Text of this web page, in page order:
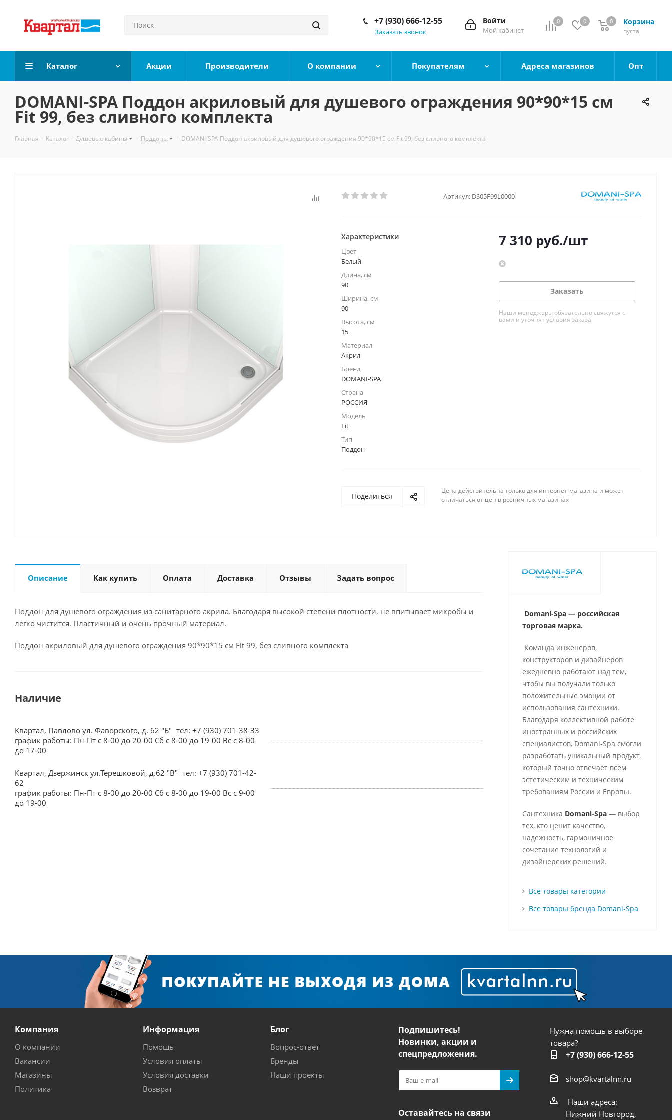
0 0 Корзина
0
пуста
0
Войти
Мой кабинет
+7 (930) 666-12-55
Заказать звонок
Каталог Акции Производители О компании Покупателям Адреса магазинов Опт
DOMANI-SPA Поддон акриловый для душевого ограждения 90*90*15 см
Fit 99, без сливного комплекта
Главная - Каталог - Душевые кабины - Поддоны - DOMANI-SPA Поддон акриловый для душевого ограждения 90*90*15 см Fit 99, без сливного комплекта
Артикул: DS05F99L0000
Характеристики
Цвет
Белый
Длина, см
90
Ширина, см
90
Высота, см
15
Материал
Акрил
Бренд
DOMANI-SPA
Страна
РОССИЯ
Модель
Fit
Тип
Поддон
7 310 руб./шт
Заказать
Наши менеджеры обязательно свяжутся с
вами и уточнят условия заказа
Поделиться
Цена действительна только для интернет-магазина и может
отличаться от цен в розничных магазинах
Описание Как купить Оплата Доставка Отзывы Задать вопрос
Поддон для душевого ограждения из санитарного акрила. Благодаря высокой степени плотности, не впитывает микробы и
легко чистится. Пластичный и очень прочный материал.
Поддон акриловый для душевого ограждения 90*90*15 см Fit 99, без сливного комплекта
Наличие
Квартал, Павлово ул. Фаворского, д. 62 "Б" тел: +7 (930) 701-38-33
график работы: Пн-Пт с 8-00 до 20-00 Сб с 8-00 до 19-00 Вс с 8-00
до 17-00
Квартал, Дзержинск ул.Терешковой, д.62 "В" тел: +7 (930) 701-42-
62
график работы: Пн-Пт с 8-00 до 20-00 Сб с 8-00 до 19-00 Вс с 9-00
до 19-00
Domani-Spa — российская
торговая марка.
Команда инженеров,
конструкторов и дизайнеров
ежедневно работают над тем,
чтобы вы получали только
положительные эмоции от
использования сантехники.
Благодаря коллективной работе
иностранных и российских
специалистов, Domani-Spa смогли
разработать уникальный продукт,
который точно отвечает всем
эстетическим и техническим
требованиям России и Европы.
Сантехника Domani-Spa— выбор
тех, кто ценит качество,
надежность, гармоничное
сочетание технологий и
дизайнерских решений.
Все товары категории
Все товары бренда Domani-Spa
Компания
О компании
Вакансии
Магазины
Политика
Информация
Помощь
Условия оплаты
Условия доставки
Возврат
Блог
Вопрос-ответ
Бренды
Наши проекты
Подпишитесь!
Новинки, акции и
спецпредложения.
Оставайтесь на связи
Нужна помощь в выборе
товара?
+7 (930) 666-12-55
shop@kvartalnn.ru
Наши адреса:
Нижний Новгород,